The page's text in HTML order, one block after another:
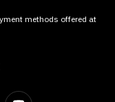
methods offered at